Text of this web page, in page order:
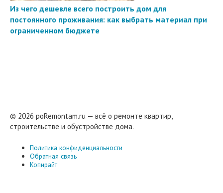
Из чего дешевле всего построить дом для
постоянного проживания: как выбрать материал при
ограниченном бюджете
© 2026 poRemontam.ru — всё о ремонте квартир,
строительстве и обустройстве дома.
Политика конфиденциальности
Обратная связь
Копирайт